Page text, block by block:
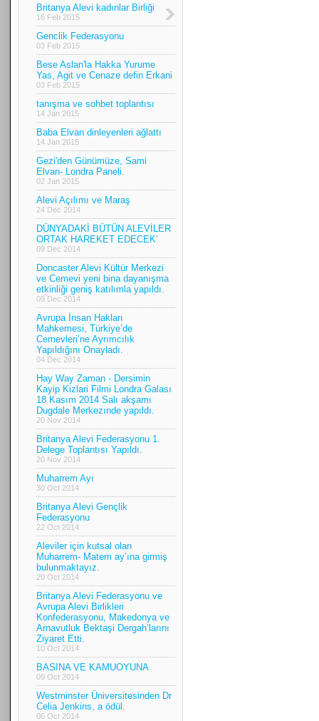
Britanya Alevi kadınlar Birliği
16 Feb 2015
Genclik Federasyonu
03 Feb 2015
Bese Aslan'la Hakka Yurume
Yas, Agit ve Cenaze defin Erkani
03 Feb 2015
tanışma ve sohbet toplantısı
14 Jan 2015
Baba Elvan dinleyenleri ağlattı
14 Jan 2015
Gezi'den Günümüze, Sami
Elvan- Londra Paneli.
02 Jan 2015
Alevi Açılımı ve Maraş
24 Dec 2014
DÜNYADAKİ BÜTÜN ALEVİLER
ORTAK HAREKET EDECEK’
09 Dec 2014
Doncaster Alevi Kültür Merkezi
ve Cemevi yeni bina dayanışma
etkinliği geniş katılımla yapıldı.
09 Dec 2014
Avrupa İnsan Hakları
Mahkemesi, Türkiye’de
Cemevleri’ne Ayrımcılık
Yapıldığını Onayladı.
04 Dec 2014
Hay Way Zaman - Dersimin
Kayip Kizlari Filmi Londra Galası
18 Kasım 2014 Salı akşamı
Dugdale Merkezınde yapıldı.
20 Nov 2014
Britanya Alevi Federasyonu 1.
Delege Toplantısı Yapıldı.
20 Nov 2014
Muharrem Ayı
30 Oct 2014
Britanya Alevi Gençlik
Federasyonu
22 Oct 2014
Aleviler için kutsal olan
Muharrem- Matem ay’ına girmiş
bulunmaktayız.
20 Oct 2014
Britanya Alevi Federasyonu ve
Avrupa Alevi Birlikleri
Konfederasyonu, Makedonya ve
Arnavutluk Bektaşi Dergah’larını
Ziyaret Etti.
10 Oct 2014
BASINA VE KAMUOYUNA
09 Oct 2014
Westminster Üniversitesinden Dr
Celia Jenkins, a ödül.
06 Oct 2014